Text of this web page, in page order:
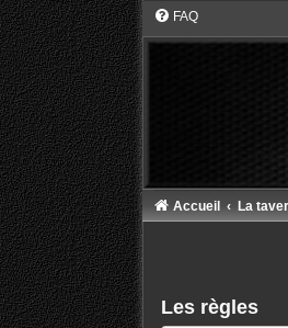
FAQ
Accueil La
Les règles